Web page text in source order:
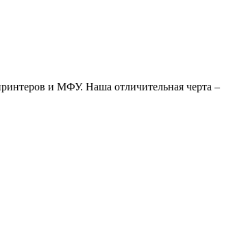
и МФУ. Наша отличительная черта –